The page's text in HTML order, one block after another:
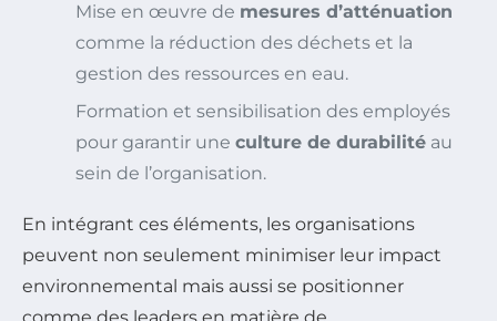
Mise en œuvre de mesures d’atténuation
comme la réduction des déchets et la
gestion des ressources en eau.
Formation et sensibilisation des employés
pour garantir une culture de durabilité au
sein de l’organisation.
En intégrant ces éléments, les organisations
peuvent non seulement minimiser leur impact
environnemental mais aussi se positionner